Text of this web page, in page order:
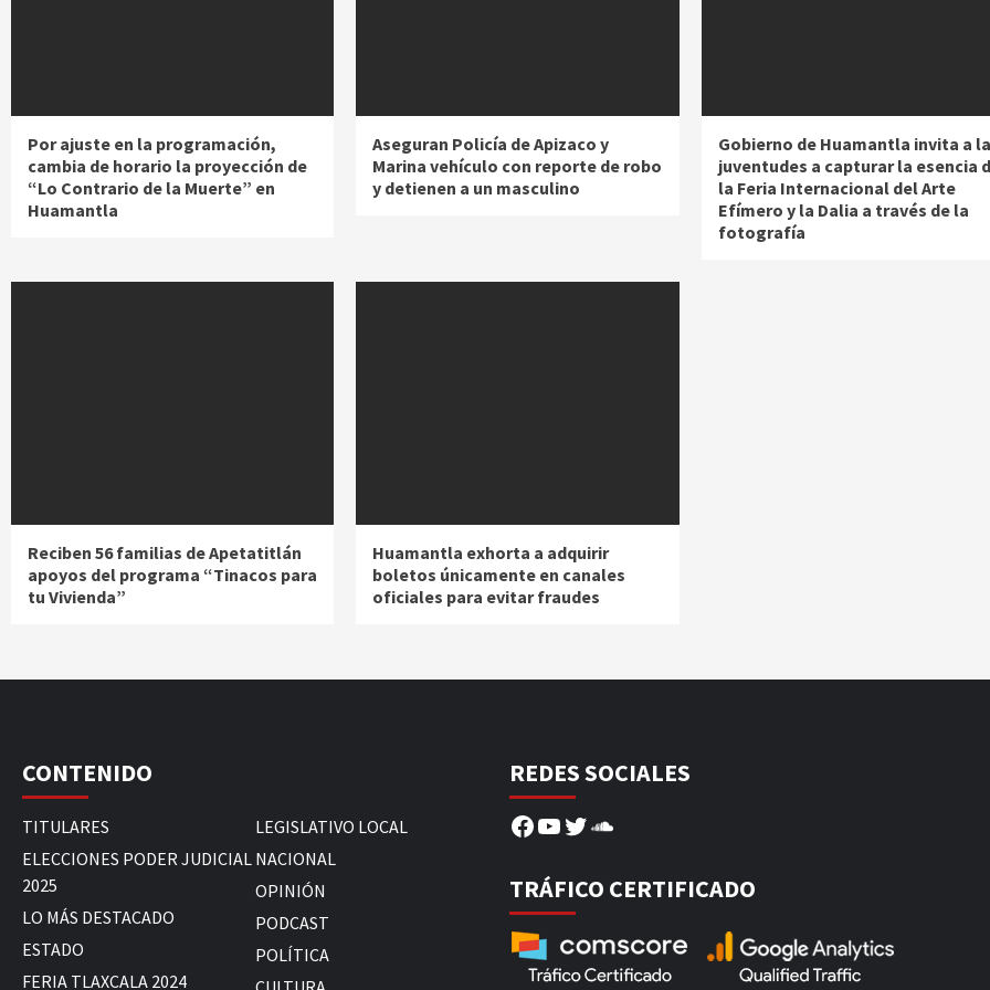
Por ajuste en la programación,
cambia de horario la proyección de
“Lo Contrario de la Muerte” en
Huamantla
Aseguran Policía de Apizaco y
Marina vehículo con reporte de robo
y detienen a un masculino
Gobierno de Huamantla invita a
juventudes a capturar la esencia
la Feria Internacional del Arte
Efímero y la Dalia a través de la
fotografía
Reciben 56 familias de Apetatitlán
apoyos del programa “Tinacos para
tu Vivienda”
Huamantla exhorta a adquirir
boletos únicamente en canales
oficiales para evitar fraudes
CONTENIDO
TITULARES
ELECCIONES PODER JUDICIAL
2025
LO MÁS DESTACADO
ESTADO
FERIA TLAXCALA 2024
LEGISLATIVO LOCAL
NACIONAL
OPINIÓN
PODCAST
POLÍTICA
REDES SOCIALES
Facebook
YouTube
Twitter
SoundCloud
TRÁFICO CERTIFICADO